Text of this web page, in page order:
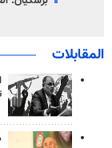
المقابلات